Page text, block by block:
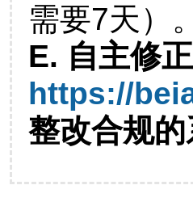
需要7天）。
E. 自主修
https://
整改合规